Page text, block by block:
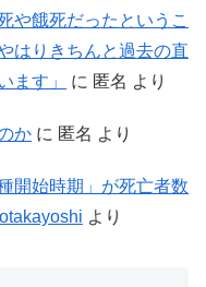
や餓死だったというこ
はりきちんと過去の直
ます」
に 匿名 より
か に 匿名 より
開始時期」が死亡者数
より